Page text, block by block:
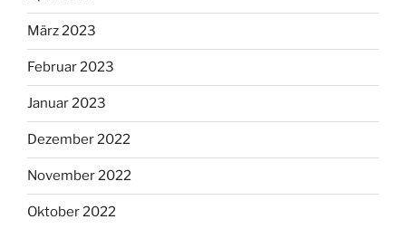
März 2023
Februar 2023
Januar 2023
Dezember 2022
November 2022
Oktober 2022